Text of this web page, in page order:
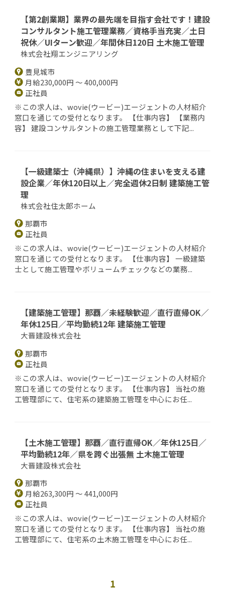
【第2創業期】業界の最先端を目指す会社です！建設
コンサルタント施工管理業務／資格手当充実／土日
祝休／UIターン歓迎／年間休日120日 土木施工管理
株式会社翔エンジニアリング
豊見城市
月給230,000円 ～ 400,000円
正社員
※この求人は、wovie(ウービー)エージェントの人材紹介
窓口を通じての受付となります。 【仕事内容】 【業務内
容】 建設コンサルタントの施工管理業務として下記...
【一級建築士（沖縄県）】沖縄の住まいを支える建
設企業／年休120日以上／完全週休2日制 建築施工管
理
株式会社住太郎ホーム
那覇市
正社員
※この求人は、wovie(ウービー)エージェントの人材紹介
窓口を通じての受付となります。 【仕事内容】 一級建築
士として施工管理やボリュームチェックなどの業務...
【建築施工管理】那覇／未経験歓迎／直行直帰OK／
年休125日／平均勤続12年 建築施工管理
大晋建設株式会社
那覇市
正社員
※この求人は、wovie(ウービー)エージェントの人材紹介
窓口を通じての受付となります。 【仕事内容】 当社の施
工管理部にて、住宅系の建築施工管理を中心にお任...
【土木施工管理】那覇／直行直帰OK／年休125日／
平均勤続12年／県を跨ぐ出張無 土木施工管理
大晋建設株式会社
那覇市
月給263,300円 ～ 441,000円
正社員
※この求人は、wovie(ウービー)エージェントの人材紹介
窓口を通じての受付となります。 【仕事内容】 当社の施
工管理部にて、住宅系の土木施工管理を中心にお任...
1